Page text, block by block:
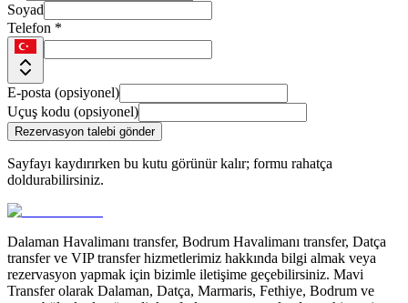
Soyad
Telefon *
E-posta (opsiyonel)
Uçuş kodu (opsiyonel)
Rezervasyon talebi gönder
Sayfayı kaydırırken bu kutu görünür kalır; formu rahatça
doldurabilirsiniz.
Dalaman Havalimanı transfer, Bodrum Havalimanı transfer, Datça
transfer ve VIP transfer hizmetlerimiz hakkında bilgi almak veya
rezervasyon yapmak için bizimle iletişime geçebilirsiniz. Mavi
Transfer olarak Dalaman, Datça, Marmaris, Fethiye, Bodrum ve